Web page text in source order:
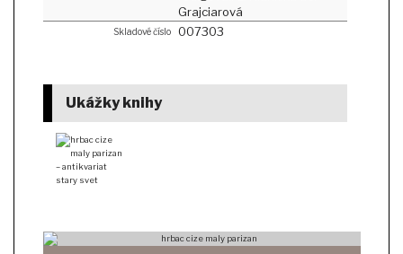
Grajciarová
Skladové číslo 007303
Ukážky knihy